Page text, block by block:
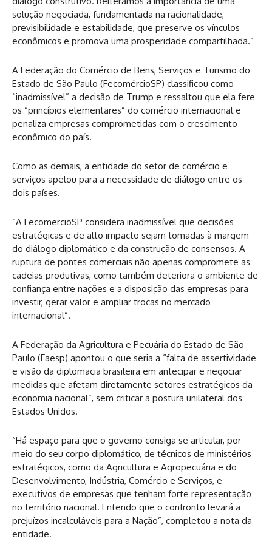
solução negociada, fundamentada na racionalidade,
previsibilidade e estabilidade, que preserve os vínculos
econômicos e promova uma prosperidade compartilhada.”
A Federação do Comércio de Bens, Serviços e Turismo do
Estado de São Paulo (FecomércioSP) classificou como
“inadmissível” a decisão de Trump e ressaltou que ela fere
os “princípios elementares” do comércio internacional e
penaliza empresas comprometidas com o crescimento
econômico do país.
Como as demais, a entidade do setor de comércio e
serviços apelou para a necessidade de diálogo entre os
dois países.
“A FecomercioSP considera inadmissível que decisões
estratégicas e de alto impacto sejam tomadas à margem
do diálogo diplomático e da construção de consensos. A
ruptura de pontes comerciais não apenas compromete as
cadeias produtivas, como também deteriora o ambiente de
confiança entre nações e a disposição das empresas para
investir, gerar valor e ampliar trocas no mercado
internacional”.
A Federação da Agricultura e Pecuária do Estado de São
Paulo (Faesp) apontou o que seria a “falta de assertividade
e visão da diplomacia brasileira em antecipar e negociar
medidas que afetam diretamente setores estratégicos da
economia nacional”, sem criticar a postura unilateral dos
Estados Unidos.
“Há espaço para que o governo consiga se articular, por
meio do seu corpo diplomático, de técnicos de ministérios
estratégicos, como da Agricultura e Agropecuária e do
Desenvolvimento, Indústria, Comércio e Serviços, e
executivos de empresas que tenham forte representação
no território nacional. Entendo que o confronto levará a
prejuízos incalculáveis para a Nação”, completou a nota da
entidade.